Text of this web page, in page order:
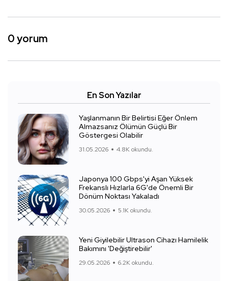
0 yorum
En Son Yazılar
Yaşlanmanın Bir Belirtisi Eğer Önlem
Almazsanız Ölümün Güçlü Bir
Göstergesi Olabilir
31.05.2026 4.8K okundu.
Japonya 100 Gbps'yi Aşan Yüksek
Frekanslı Hızlarla 6G'de Önemli Bir
Dönüm Noktası Yakaladı
30.05.2026 5.1K okundu.
Yeni Giyilebilir Ultrason Cihazı Hamilelik
Bakımını 'Değiştirebilir'
29.05.2026 6.2K okundu.